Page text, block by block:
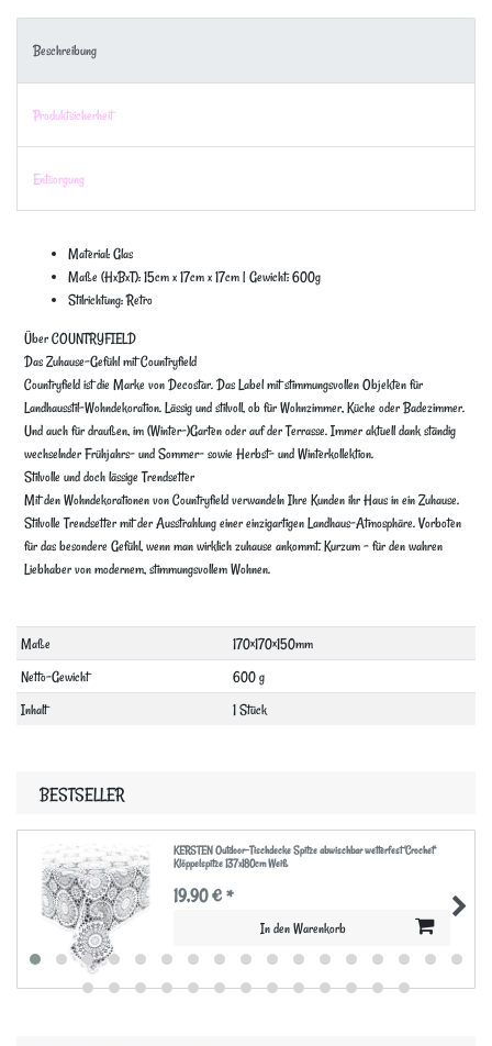
Beschreibung
Produktsicherheit
Entsorgung
Material: Glas
Maße (HxBxT): 15cm x 17cm x 17cm | Gewicht: 600g
Stilrichtung: Retro
Über COUNTRYFIELD
Das Zuhause-Gefühl mit Countryfield
Countryfield ist die Marke von Decostar. Das Label mit stimmungsvollen Objekten für
Landhausstil-Wohndekoration. Lässig und stilvoll, ob für Wohnzimmer, Küche oder Badezimmer.
Und auch für draußen, im (Winter-)Garten oder auf der Terrasse. Immer aktuell dank ständig
wechselnder Frühjahrs- und Sommer- sowie Herbst- und Winterkollektion.
Stilvolle und doch lässige Trendsetter
Mit den Wohndekorationen von Countryfield verwandeln Ihre Kunden ihr Haus in ein Zuhause.
Stilvolle Trendsetter mit der Ausstrahlung einer einzigartigen Landhaus-Atmosphäre. Vorboten
für das besondere Gefühl, wenn man wirklich zuhause ankommt. Kurzum – für den wahren
Liebhaber von modernem, stimmungsvollem Wohnen.
Technisches
Merkmal
Wert
Maße
170×170×150mm
Netto-Gewicht
600 g
Inhalt
1 Stück
BESTSELLER
KERSTEN Outdoor-Tischdecke Spitze abwischbar wetterfest 'Crochet'
Klöppelspitze 137x180cm Weiß
19,90 € *
In den Warenkorb